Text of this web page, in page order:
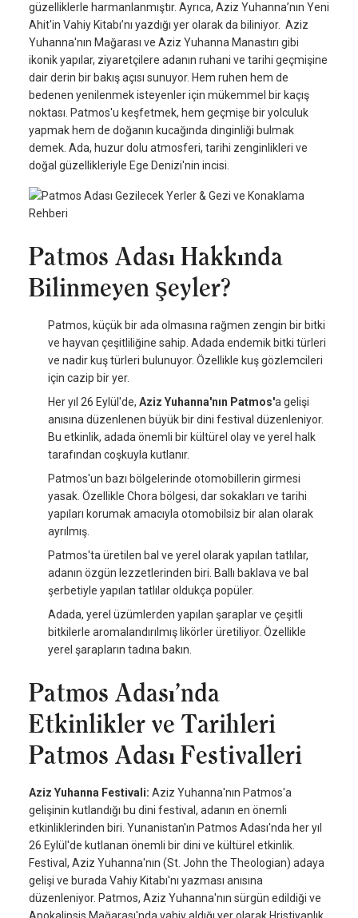
güzelliklerle harmanlanmıştır. Ayrıca, Aziz Yuhanna’nın Yeni
Ahit'in Vahiy Kitabı’nı yazdığı yer olarak da biliniyor. Aziz
Yuhanna'nın Mağarası ve Aziz Yuhanna Manastırı gibi
ikonik yapılar, ziyaretçilere adanın ruhani ve tarihi geçmişine
dair derin bir bakış açısı sunuyor. Hem ruhen hem de
bedenen yenilenmek isteyenler için mükemmel bir kaçış
noktası. Patmos'u keşfetmek, hem geçmişe bir yolculuk
yapmak hem de doğanın kucağında dinginliği bulmak
demek. Ada, huzur dolu atmosferi, tarihi zenginlikleri ve
doğal güzellikleriyle Ege Denizi'nin incisi.
Patmos Adası Hakkında
Bilinmeyen Şeyler?
Patmos, küçük bir ada olmasına rağmen zengin bir bitki
ve hayvan çeşitliliğine sahip. Adada endemik bitki türleri
ve nadir kuş türleri bulunuyor. Özellikle kuş gözlemcileri
için cazip bir yer.
Her yıl 26 Eylül'de, Aziz Yuhanna'nın Patmos'a gelişi
anısına düzenlenen büyük bir dini festival düzenleniyor.
Bu etkinlik, adada önemli bir kültürel olay ve yerel halk
tarafından coşkuyla kutlanır.
Patmos'un bazı bölgelerinde otomobillerin girmesi
yasak. Özellikle Chora bölgesi, dar sokakları ve tarihi
yapıları korumak amacıyla otomobilsiz bir alan olarak
ayrılmış.
Patmos'ta üretilen bal ve yerel olarak yapılan tatlılar,
adanın özgün lezzetlerinden biri. Ballı baklava ve bal
şerbetiyle yapılan tatlılar oldukça popüler.
Adada, yerel üzümlerden yapılan şaraplar ve çeşitli
bitkilerle aromalandırılmış likörler üretiliyor. Özellikle
yerel şarapların tadına bakın.
Patmos Adası’nda
Etkinlikler ve Tarihleri
Patmos Adası Festivalleri
Aziz Yuhanna Festivali: Aziz Yuhanna'nın Patmos'a
gelişinin kutlandığı bu dini festival, adanın en önemli
etkinliklerinden biri. Yunanistan'ın Patmos Adası'nda her yıl
26 Eylül'de kutlanan önemli bir dini ve kültürel etkinlik.
Festival, Aziz Yuhanna'nın (St. John the Theologian) adaya
gelişi ve burada Vahiy Kitabı'nı yazması anısına
düzenleniyor. Patmos, Aziz Yuhanna'nın sürgün edildiği ve